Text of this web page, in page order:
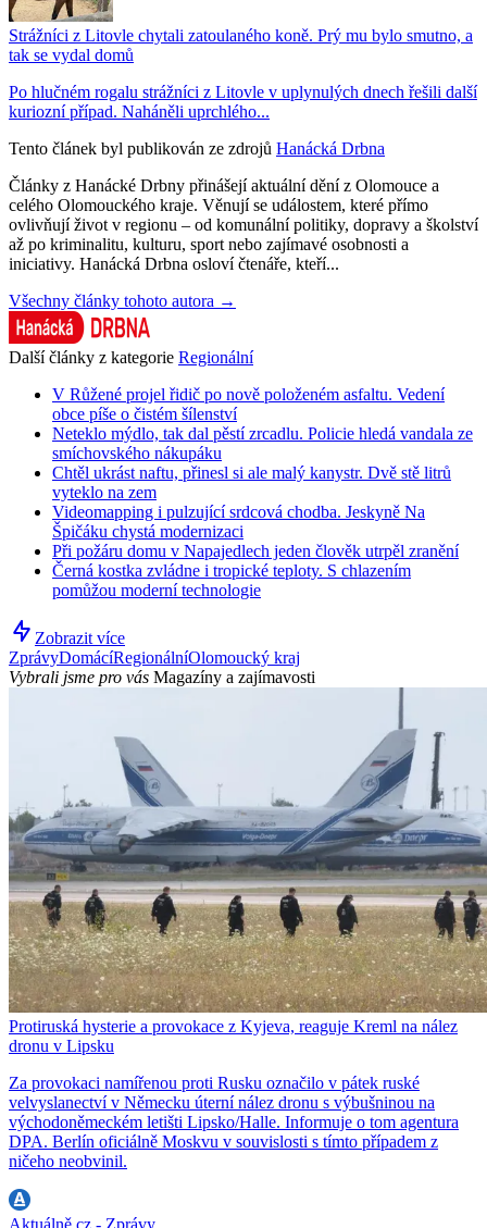
Strážníci z Litovle chytali zatoulaného koně. Prý mu bylo smutno, a
tak se vydal domů
Po hlučném rogalu strážníci z Litovle v uplynulých dnech řešili další
kuriozní případ. Naháněli uprchlého...
Tento článek byl publikován ze zdrojů Hanácká Drbna
Články z Hanácké Drbny přinášejí aktuální dění z Olomouce a
celého Olomouckého kraje. Věnují se událostem, které přímo
ovlivňují život v regionu – od komunální politiky, dopravy a školství
až po kriminalitu, kulturu, sport nebo zajímavé osobnosti a
iniciativy. Hanácká Drbna osloví čtenáře, kteří...
Všechny články tohoto autora →
Další články z kategorie Regionální
V Růžené projel řidič po nově položeném asfaltu. Vedení
obce píše o čistém šílenství
Neteklo mýdlo, tak dal pěstí zrcadlu. Policie hledá vandala ze
smíchovského nákupáku
Chtěl ukrást naftu, přinesl si ale malý kanystr. Dvě stě litrů
vyteklo na zem
Videomapping i pulzující srdcová chodba. Jeskyně Na
Špičáku chystá modernizaci
Při požáru domu v Napajedlech jeden člověk utrpěl zranění
Černá kostka zvládne i tropické teploty. S chlazením
pomůžou moderní technologie
Zobrazit více
ZprávyDomácíRegionálníOlomoucký kraj
Vybrali jsme pro vás Magazíny a zajímavosti
Protiruská hysterie a provokace z Kyjeva, reaguje Kreml na nález
dronu v Lipsku
Za provokaci namířenou proti Rusku označilo v pátek ruské
velvyslanectví v Německu úterní nález dronu s výbušninou na
východoněmeckém letišti Lipsko/Halle. Informuje o tom agentura
DPA. Berlín oficiálně Moskvu v souvislosti s tímto případem z
ničeho neobvinil.
Aktuálně.cz - Zprávy